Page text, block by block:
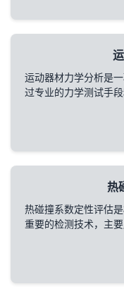
运动器材力学分析是
过专业的力学测试手
热
热碰撞系数定性评估
重要的检测技术，主